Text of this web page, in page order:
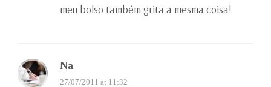
meu bolso também grita a mesma coisa!
Na
27/07/2011 at 11:32